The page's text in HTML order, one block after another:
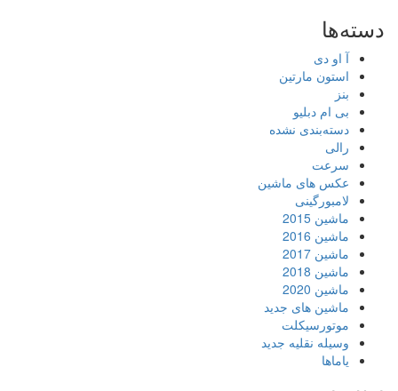
دسته‌ها
آ او دی
استون مارتین
بنز
بی ام دبلیو
دسته‌بندی نشده
رالی
سرعت
عکس های ماشین
لامبورگینی
ماشین 2015
ماشین 2016
ماشین 2017
ماشین 2018
ماشین 2020
ماشین های جدید
موتورسیکلت
وسیله نقلیه جدید
یاماها